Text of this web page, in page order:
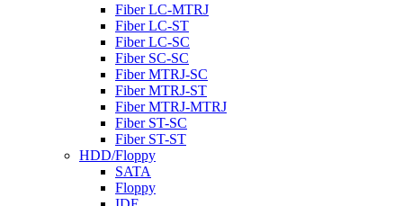
Fiber LC-MTRJ
Fiber LC-ST
Fiber LC-SC
Fiber SC-SC
Fiber MTRJ-SC
Fiber MTRJ-ST
Fiber MTRJ-MTRJ
Fiber ST-SC
Fiber ST-ST
HDD/Floppy
SATA
Floppy